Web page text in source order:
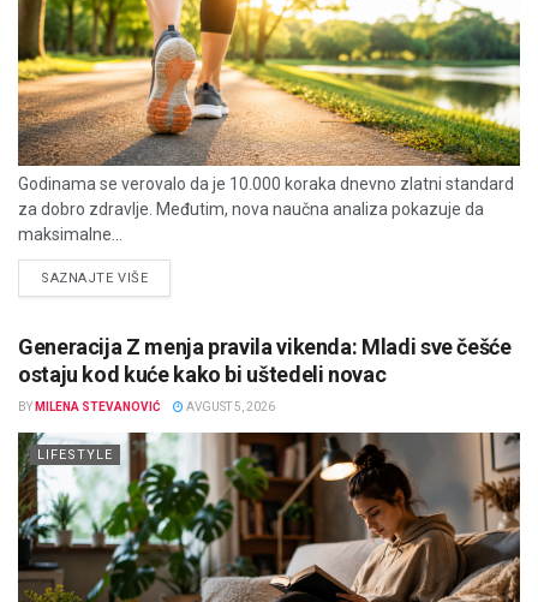
Godinama se verovalo da je 10.000 koraka dnevno zlatni standard
za dobro zdravlje. Međutim, nova naučna analiza pokazuje da
maksimalne...
SAZNAJTE VIŠEDETAILS
Generacija Z menja pravila vikenda: Mladi sve češće
ostaju kod kuće kako bi uštedeli novac
BY MILENA STEVANOVIĆ AVGUST 5, 2026
LIFESTYLE